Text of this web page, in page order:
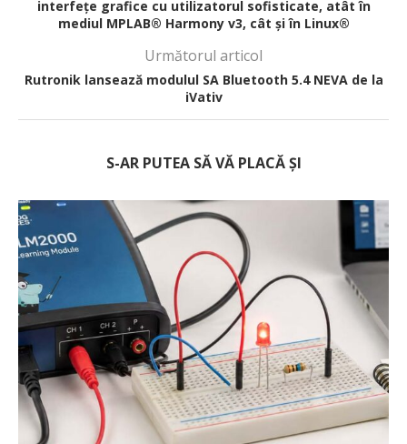
interfețe grafice cu utilizatorul sofisticate, atât în
mediul MPLAB® Harmony v3, cât și în Linux®
Următorul articol
Rutronik lansează modulul SA Bluetooth 5.4 NEVA de la
iVativ
S-AR PUTEA SĂ VĂ PLACĂ ȘI